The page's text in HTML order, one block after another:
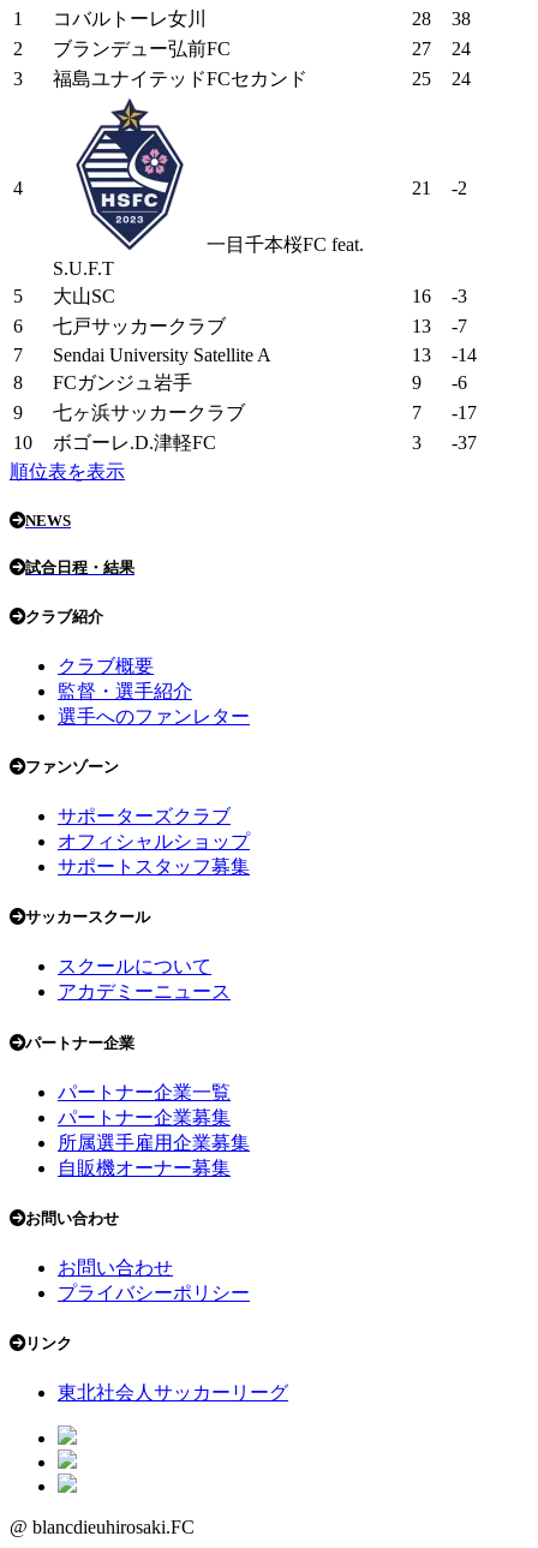
1
コバルトーレ女川 28
38
2
ブランデュー弘前FC 27
24
3
福島ユナイテッドFCセカンド 25 24
4
一目千本桜FC feat.
S.U.F.T
21 -2
5 大山SC 16
-3
6
七戸サッカークラブ 13
-7
7
Sendai University Satellite A 13
-14
8
FCガンジュ岩手 9
-6
9
七ヶ浜サッカークラブ 7
-17
10
ボゴーレ.D.津軽FC 3
-37
順位表を表示
NEWS
試合日程・結果
クラブ紹介
クラブ概要
監督・選手紹介
選手へのファンレター
ファンゾーン
サポーターズクラブ
オフィシャルショップ
サポートスタッフ募集
サッカースクール
スクールについて
アカデミーニュース
パートナー企業
パートナー企業一覧
パートナー企業募集
所属選手雇用企業募集
自販機オーナー募集
お問い合わせ
お問い合わせ
プライバシーポリシー
リンク
東北社会人サッカーリーグ
@ blancdieuhirosaki.FC